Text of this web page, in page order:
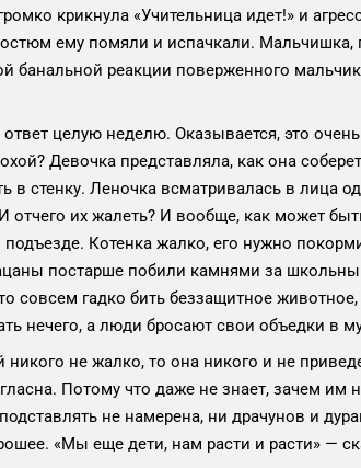
крикнула «Учительница идет!» и
ему помяли и испачкали. Мальчишка,
банальной реакции поверженного
целую неделю. Оказывается, это
Девочка представляла, как она
в стенку. Леночка всматривалась в
отчего их жалеть? И вообще, как может
подъезде. Котенка жалко, его нужно
постарше побили камнями за
совсем гадко бить беззащитное
нечего, а люди бросают свои объедки в
не жалко, то она никого и не
Потому что даже не знает, зачем им
не намерена, ни драчунов и
«Мы еще дети, нам расти и расти» —